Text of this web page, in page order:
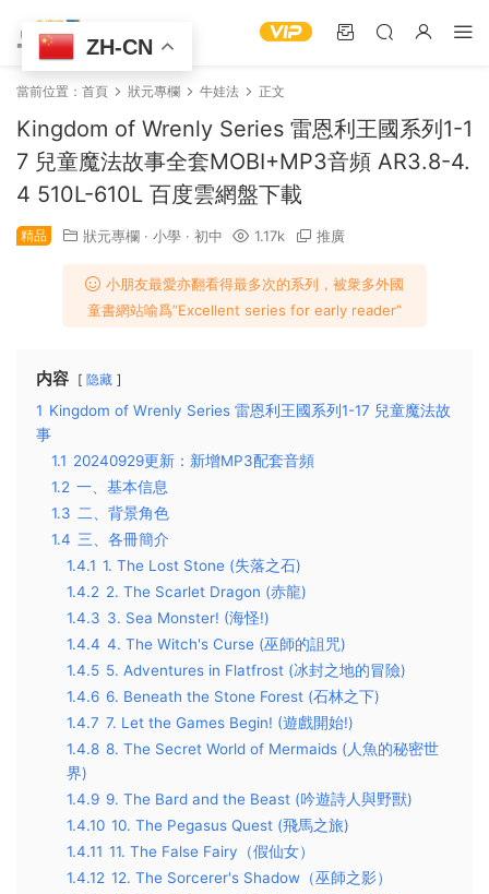
當前位置： 首頁 狀元專欄 牛娃法 正文
Kingdom of Wrenly Series 雷恩利王國系列1-1
7 兒童魔法故事全套MOBI+MP3音頻 AR3.8-4.
4 510L-610L 百度雲網盤下載
精品 狀元專欄 · 小學 · 初中 1.17k 推廣
小朋友最愛亦翻看得最多次的系列，被衆多外國
童書網站喻爲”Excellent series for early reader”
内容 隐藏
1 Kingdom of Wrenly Series 雷恩利王國系列1-17 兒童魔法故
事
1.1 20240929更新：新增MP3配套音頻
1.2 一、基本信息
1.3 二、背景角色
1.4 三、各冊簡介
1.4.1 1. The Lost Stone (失落之石)
1.4.2 2. The Scarlet Dragon (赤龍)
1.4.3 3. Sea Monster! (海怪!)
1.4.4 4. The Witch's Curse (巫師的詛咒)
1.4.5 5. Adventures in Flatfrost (冰封之地的冒險)
1.4.6 6. Beneath the Stone Forest (石林之下)
1.4.7 7. Let the Games Begin! (遊戲開始!)
1.4.8 8. The Secret World of Mermaids (人魚的秘密世
界)
1.4.9 9. The Bard and the Beast (吟遊詩人與野獸)
1.4.10 10. The Pegasus Quest (飛馬之旅)
1.4.11 11. The False Fairy（假仙女）
1.4.12 12. The Sorcerer's Shadow（巫師之影）
ZH-CN